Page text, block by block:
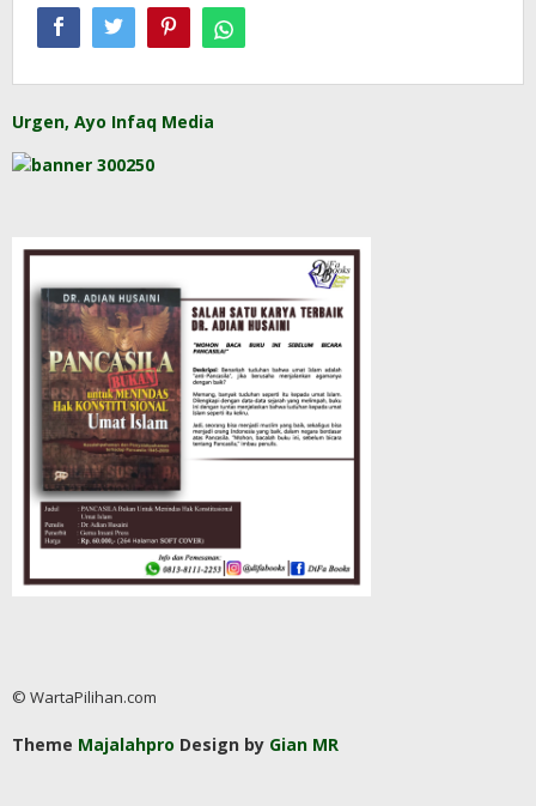
Urgen, Ayo Infaq Media
© WartaPilihan.com
Theme Majalahpro Design by Gian MR